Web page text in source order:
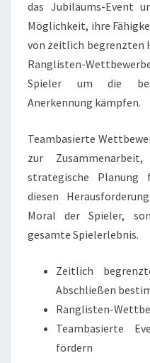
das Jubiläums-Event
Möglichkeit, ihre
von zeitlich begrenzten
Ranglisten-
Spieler um die
Anerkennung kämpfen.
Teambasierte
zur
strategische Planung
diesen
Moral der Spieler,
gesamte Spielerlebnis.
Zeitlich
Abschließen
Ranglisten-
Teambasierte
fördern